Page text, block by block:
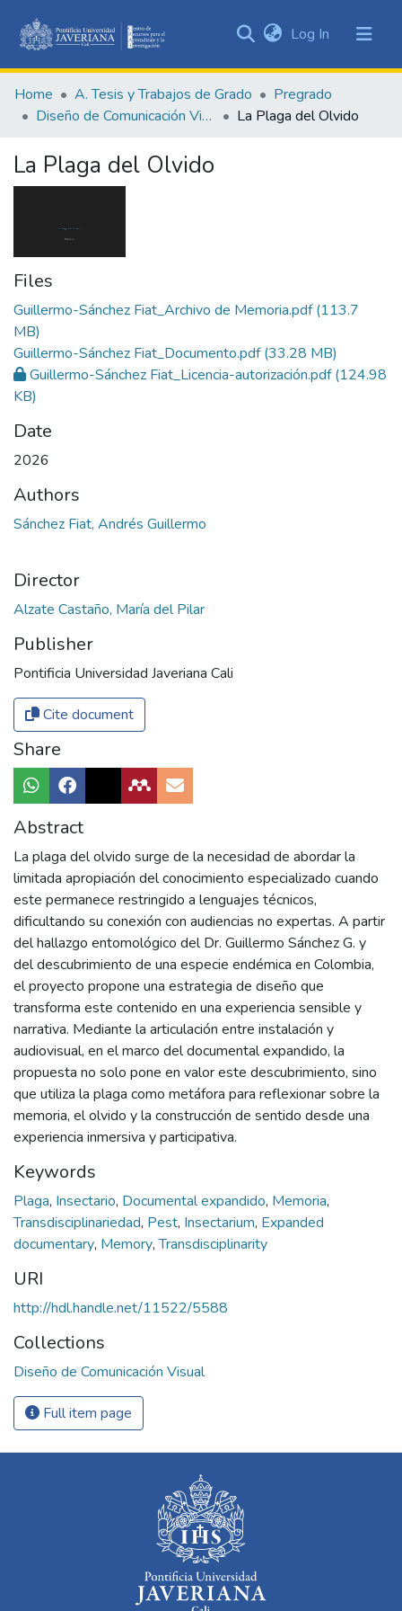
&
Collections
Statistics
Log In (current)
Home A. Tesis y Trabajos de Grado
Pregrado
Diseño de Comunicación Visual
La Plaga del Olvido
La Plaga del Olvido
Files
Guillermo-Sánchez Fiat_Archivo de Memoria.pdf(113.7
MB)
Guillermo-Sánchez Fiat_Documento.pdf(33.28 MB)
Guillermo-Sánchez Fiat_Licencia-autorización.pdf(124.98
KB)
Date
2026
Authors
Sánchez Fiat, Andrés Guillermo
Director
Alzate Castaño, María del Pilar
Publisher
Pontificia Universidad Javeriana Cali
Cite document
Share
Abstract
La plaga del olvido surge de la necesidad de abordar la
limitada apropiación del conocimiento especializado cuando
este permanece restringido a lenguajes técnicos,
dificultando su conexión con audiencias no expertas. A partir
del hallazgo entomológico del Dr. Guillermo Sánchez G. y
del descubrimiento de una especie endémica en Colombia,
el proyecto propone una estrategia de diseño que
transforma este contenido en una experiencia sensible y
narrativa. Mediante la articulación entre instalación y
audiovisual, en el marco del documental expandido, la
propuesta no solo pone en valor este descubrimiento, sino
que utiliza la plaga como metáfora para reflexionar sobre la
memoria, el olvido y la construcción de sentido desde una
experiencia inmersiva y participativa.
Keywords
Plaga, Insectario, Documental expandido, Memoria,
Transdisciplinariedad, Pest, Insectarium, Expanded
documentary, Memory,Transdisciplinarity
URI
http://hdl.handle.net/11522/5588
Collections
Diseño de Comunicación Visual
Full item page